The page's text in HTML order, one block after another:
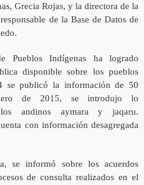
Grecia Rojas, y la directora de la
de la Base de Datos de
Pueblos Indígenas ha logrado
disponible sobre los pueblos
se publicó la información de 50
de 2015, se introdujo lo
andinos aymara y jaqaru.
con información desagregada
se informó sobre los acuerdos
de consulta realizados en el